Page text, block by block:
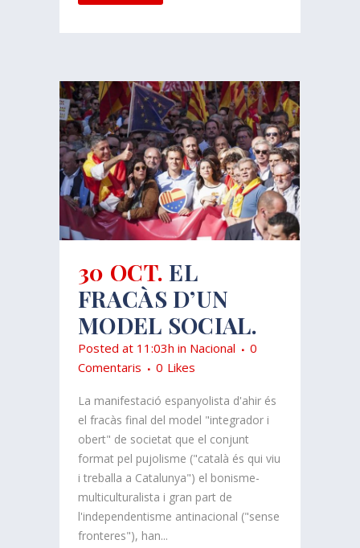
30 OCT. EL
FRACÀS D’UN
MODEL SOCIAL.
Posted at 11:03h in Nacional
0
Comentaris
0 Likes
La manifestació espanyolista d'ahir és
el fracàs final del model "integrador i
obert" de societat que el conjunt
format pel pujolisme ("català és qui viu
i treballa a Catalunya") el bonisme-
multiculturalista i gran part de
l'independentisme antinacional ("sense
fronteres"), han...